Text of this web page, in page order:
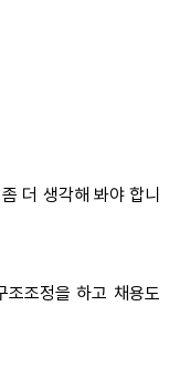
더 생각해 봐야 합니
조정을 하고 채용도